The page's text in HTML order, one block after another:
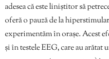
adesea că este liniștitor să
oferă o pauză de la
experimentăm în orașe. Acest
și în testele EEG, care au arătat